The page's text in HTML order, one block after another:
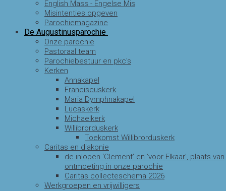
English Mass - Engelse Mis
Misintenties opgeven
Parochiemagazine
De Augustinusparochie
Onze parochie
Pastoraal team
Parochiebestuur en pkc's
Kerken
Annakapel
Franciscuskerk
Maria Dymphnakapel
Lucaskerk
Michaelkerk
Willibrorduskerk
Toekomst Willibrorduskerk
Caritas en diakonie
de inlopen ‘Clement’ en ‘voor Elkaar’, plaats van
ontmoeting in onze parochie
Caritas collecteschema 2026
Werkgroepen en vrijwilligers